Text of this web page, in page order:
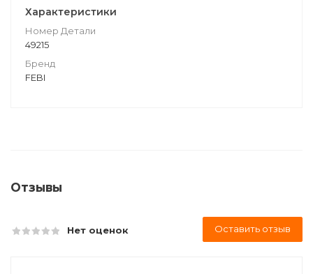
Характеристики
Номер Детали
49215
Бренд
FEBI
Отзывы
Нет оценок Оставить отзыв